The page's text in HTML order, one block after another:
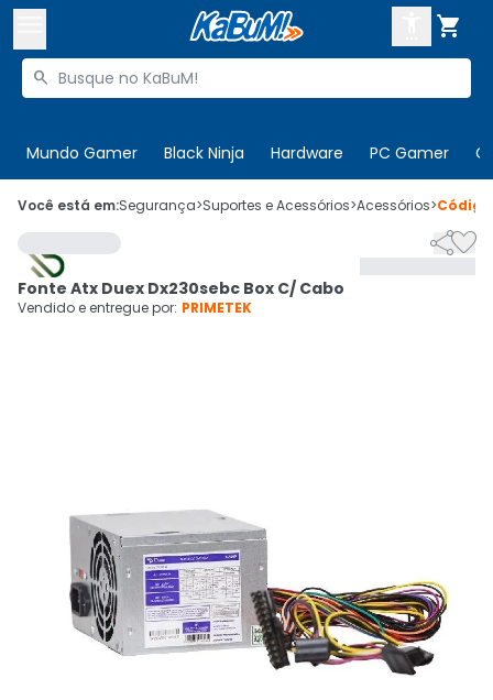

Buscar produtos

Mundo Gamer Black Ninja Hardware PC Gamer
 Olá. Acesse sua conta
 Departamentos
Cupons
CADASTRE-SE
Você está em:Segurança>Suportes e Acessórios>Acessórios>

Fonte Atx Duex Dx230sebc Box C/ Cabo
Vendido e entregue por: PRIMETEK